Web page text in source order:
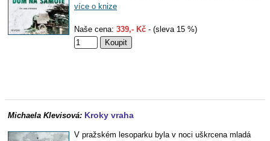
více o knize
Naše cena: 339,- Kč - (sleva 15 %)
Michaela Klevisová: Kroky vraha
V pražském lesoparku byla v noci uškrcena mladá